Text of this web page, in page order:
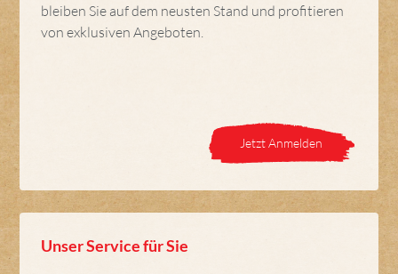
bleiben Sie auf dem neusten Stand und profitieren
von exklusiven Angeboten.
Jetzt Anmelden
Unser Service für Sie